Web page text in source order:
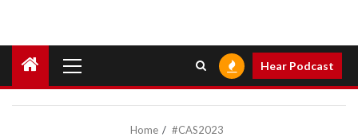
Menu
Hear Podcast
Home #CAS2023